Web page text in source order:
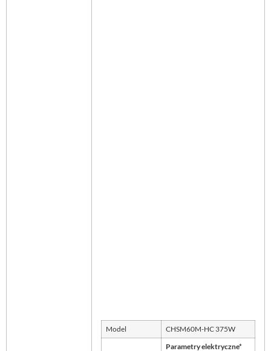
Model CHSM60M-HC 375W
Parametry elektryczne*